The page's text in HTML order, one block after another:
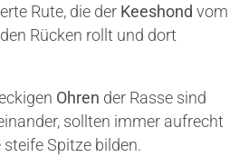
Rute, die der Keeshond vom
Rücken rollt und dort
Ohren der Rasse sind
sollten immer aufrecht
Spitze bilden.